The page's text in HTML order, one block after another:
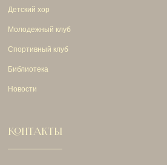
Детский хор
Молодежный клуб
Спортивный клуб
Библиотека
Новости
КОНТАКТЫ